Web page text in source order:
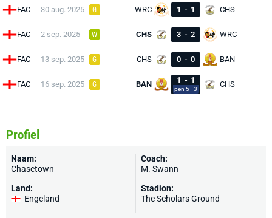
FAC 30 aug. 2025 G WRC 1 - 1 CHS
FAC 2 sep. 2025 W CHS 3 - 2 WRC
FAC 13 sep. 2025 G CHS 0 - 0 BAN
FAC 16 sep. 2025 G BAN 1 - 1
pen 5 - 3
CHS
Profiel
Naam:
Chasetown
Land:
Engeland
Coach:
M. Swann
Stadion:
The Scholars Ground